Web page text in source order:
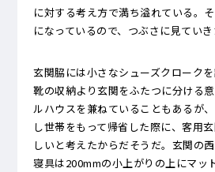
に対する考え方で満ち溢れている。
になっているので、つぶさに見ていき
玄関脇には小さなシューズクローク
靴の収納より玄関をふたつに分ける
ルハウスを兼ねていることもあるが
し世帯をもって帰省した際に、客用
しいと考えたからだそうだ。玄関の
寝具は200mmの小上がりの上にマッ